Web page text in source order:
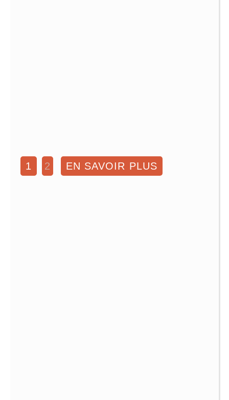
1 2 EN SAVOIR PLUS